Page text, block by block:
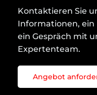
Kontaktieren Sie
Informationen, ein
ein Gespräch mit
Expertenteam.
Angebot